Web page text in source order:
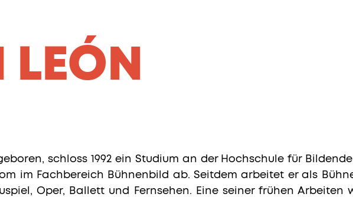
schloss 1992 ein Studium an der Hochschule für
im Fachbereich Bühnenbild ab. Seitdem arbeitet er als
Oper, Ballett und Fernsehen. Eine seiner frühen Arbeiten